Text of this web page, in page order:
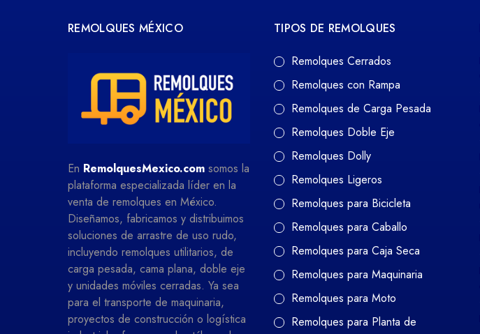
REMOLQUES MÉXICO
En RemolquesMexico.com somos la
plataforma especializada líder en la
venta de remolques en México.
Diseñamos, fabricamos y distribuimos
soluciones de arrastre de uso rudo,
incluyendo remolques utilitarios, de
carga pesada, cama plana, doble eje
y unidades móviles cerradas. Ya sea
para el transporte de maquinaria,
proyectos de construcción o logística
TIPOS DE REMOLQUES
Remolques Cerrados
Remolques con Rampa
Remolques de Carga Pesada
Remolques Doble Eje
Remolques Dolly
Remolques Ligeros
Remolques para Bicicleta
Remolques para Caballo
Remolques para Caja Seca
Remolques para Maquinaria
Remolques para Moto
Remolques para Planta de